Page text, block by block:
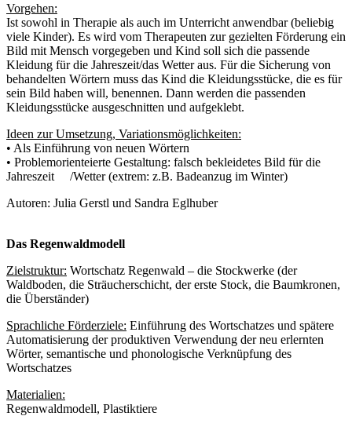
Vorgehen:
Ist sowohl in Therapie als auch im Unterricht anwendbar (beliebig
viele Kinder). Es wird vom Therapeuten zur gezielten Förderung ein
Bild mit Mensch vorgegeben und Kind soll sich die passende
Kleidung für die Jahreszeit/das Wetter aus. Für die Sicherung von
behandelten Wörtern muss das Kind die Kleidungsstücke, die es für
sein Bild haben will, benennen. Dann werden die passenden
Kleidungsstücke ausgeschnitten und aufgeklebt.
Ideen zur Umsetzung, Variationsmöglichkeiten:
• Als Einführung von neuen Wörtern
• Problemorienteierte Gestaltung: falsch bekleidetes Bild für die
Jahreszeit /Wetter (extrem: z.B. Badeanzug im Winter)
Autoren: Julia Gerstl und Sandra Eglhuber
Das Regenwaldmodell
Zielstruktur: Wortschatz Regenwald – die Stockwerke (der
Waldboden, die Sträucherschicht, der erste Stock, die Baumkronen,
die Überständer)
Sprachliche Förderziele: Einführung des Wortschatzes und spätere
Automatisierung der produktiven Verwendung der neu erlernten
Wörter, semantische und phonologische Verknüpfung des
Wortschatzes
Materialien:
Regenwaldmodell, Plastiktiere